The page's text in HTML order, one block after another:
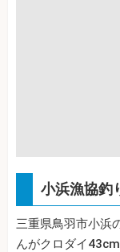
小浜漁協釣
三重県鳥羽市小浜
んがクロダイ